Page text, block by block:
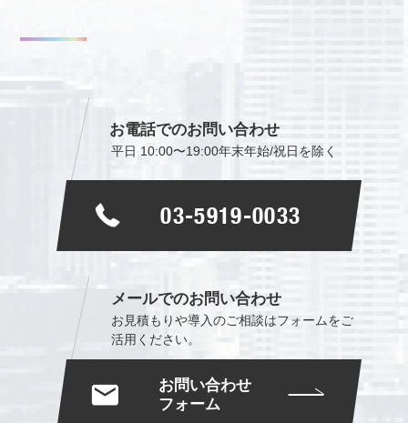
お電話でのお問い合わせ
平日 10:00〜19:00年末年始/祝日を除く
03-5919-0033
メールでのお問い合わせ
お見積もりや導入のご相談はフォームをご
活用ください。
お問い合わせ
フォーム